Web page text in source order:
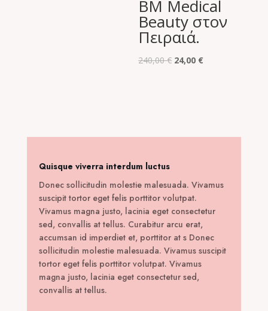
BM Medical
Beauty στον
Πειραιά.
240,00€ Original
24,00 €
Quisque viverra interdum luctus
Donec sollicitudin molestie malesuada. Vivamus
suscipit tortor eget felis porttitor volutpat.
Vivamus magna justo, lacinia eget consectetur
sed, convallis at tellus. Curabitur arcu erat,
accumsan id imperdiet et, porttitor at s Donec
sollicitudin molestie malesuada. Vivamus suscipit
tortor eget felis porttitor volutpat. Vivamus
magna justo, lacinia eget consectetur sed,
convallis at tellus.